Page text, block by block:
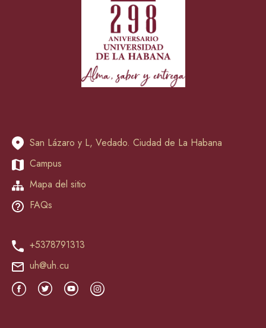
San Lázaro y L, Vedado. Ciudad de La Habana
Campus
Mapa del sitio
FAQs
+5378791313
uh@uh.cu